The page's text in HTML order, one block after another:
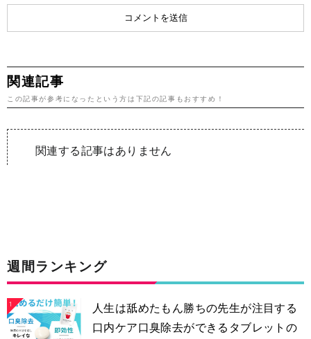
関連記事
この記事が参考になったという方は下記の記事もおすすめ！
関連する記事はありません
週間ランキング
1
人生は舐めたもん勝ちの先生が注目する
口内ケア口臭除去ができるタブレットの